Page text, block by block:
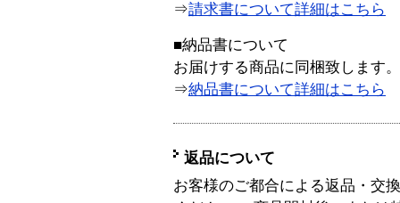
⇒請求書について詳細はこちら
■納品書について
お届けする商品に同梱致します。
⇒納品書について詳細はこちら
返品について
お客様のご都合による返品・交